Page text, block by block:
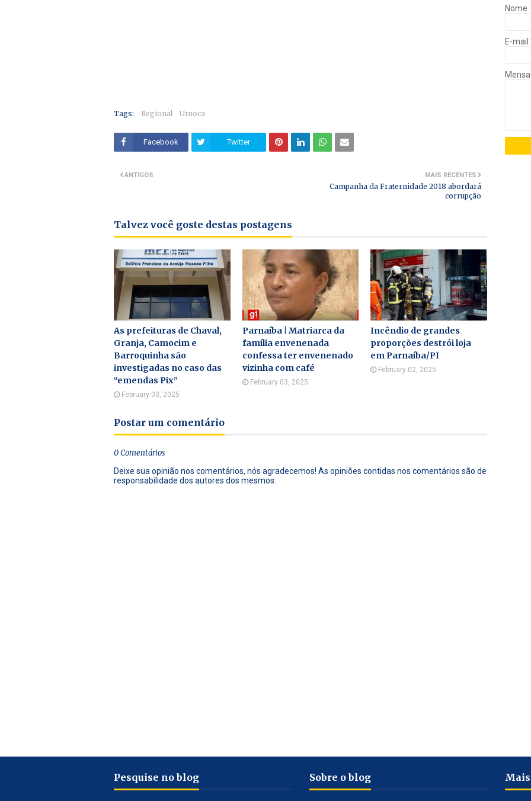
Tags: Regional Uruoca
Facebook Twitter
MAIS RECENTES
Campanha da Fraternidade 2018 abordará
corrupção
ANTIGOS
Talvez você goste destas postagens
As prefeituras de Chaval,
Granja, Camocim e
Barroquinha são
investigadas no caso das
“emendas Pix”
February 03, 2025
Parnaíba | Matriarca da
família envenenada
confessa ter envenenado
vizinha com café
February 03, 2025
Incêndio de grandes
proporções destrói loja
em Parnaíba/PI
February 02, 2025
Postar um comentário
0 Comentários
Deixe sua opinião nos comentários, nós agradecemos! As opiniões contidas nos comentários são de
responsabilidade dos autores dos mesmos.
Nome
E-mail
Pesquise no blog Sobre o blog